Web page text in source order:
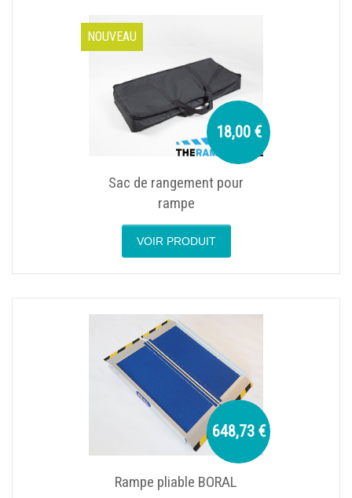
18,00 €
NOUVEAU
Sac de rangement pour
rampe
VOIR PRODUIT
648,73 €
Rampe pliable BORAL